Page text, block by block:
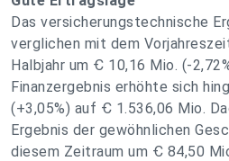
Das versicherungstechnische
verglichen mit dem
Halbjahr um Ꞓ 10,16 Mio. (-
Finanzergebnis erhöhte sich
(+3,05%) auf Ꞓ 1.536,06 Mio.
Ergebnis der gewöhnlichen
diesem Zeitraum um Ꞓ 84,50